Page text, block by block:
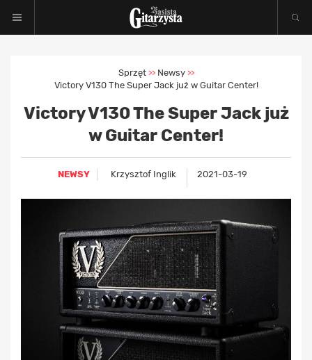
Sprzęt >> Newsy >>
Victory V130 The Super Jack już w Guitar Center!
Victory V130 The Super Jack już
w Guitar Center!
NEWSY Krzysztof Inglik 2021-03-19